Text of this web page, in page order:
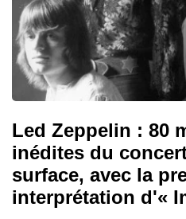
Led Zeppelin : 80
inédites du
surface, avec la
interprétation d'«